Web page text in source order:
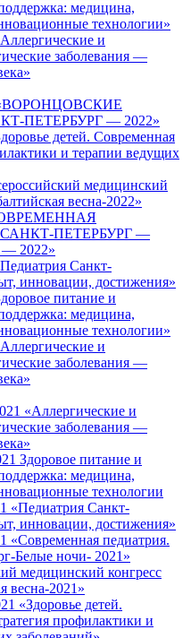
медицина,
технологии»
и
заболевания —
«ВОРОНЦОВСКИЕ
ПЕТЕРБУРГ — 2022»
детей. Современная
и терапии ведущих
медицинский
весна-2022»
ПЕТЕРБУРГ —
2022»
Санкт-
инновации, достижения»
питание и
медицина,
технологии»
и
заболевания —
«Аллергические и
заболевания —
Здоровое питание и
медицина,
технологии
«Педиатрия Санкт-
инновации, достижения»
«Современная педиатрия.
Белые ночи- 2021»
медицинский конгресс
весна-2021»
«Здоровье детей.
профилактики и